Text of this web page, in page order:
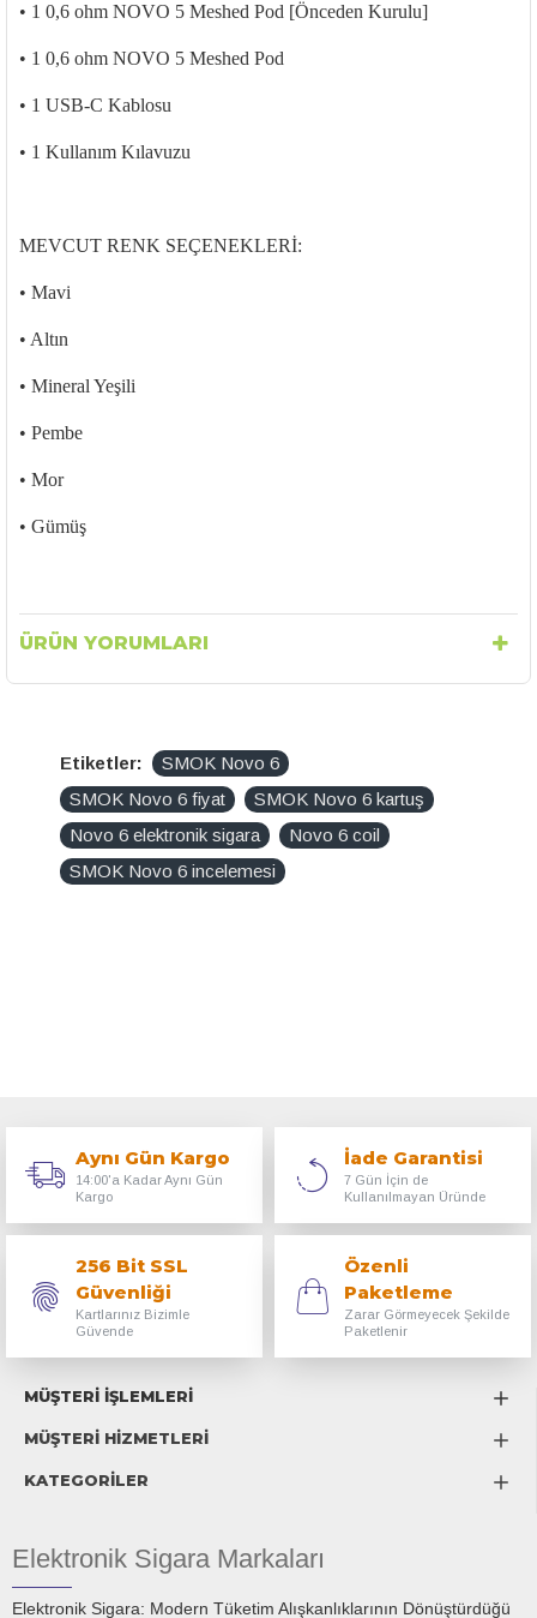
• 1 0,6 ohm NOVO 5 Meshed Pod [Önceden Kurulu]
• 1 0,6 ohm NOVO 5 Meshed Pod
• 1 USB-C Kablosu
• 1 Kullanım Kılavuzu
MEVCUT RENK SEÇENEKLERİ:
• Mavi
• Altın
• Mineral Yeşili
• Pembe
• Mor
• Gümüş
ÜRÜN YORUMLARI
Etiketler:
SMOK Novo 6
SMOK Novo 6 fiyat
SMOK Novo 6 kartuş
Novo 6 elektronik sigara
Novo 6 coil
SMOK Novo 6 incelemesi
Aynı Gün Kargo
14:00'a Kadar Aynı Gün
Kargo
İade Garantisi
7 Gün İçin de
Kullanılmayan Üründe
256 Bit SSL
Güvenliği
Kartlarınız Bizimle
Güvende
Özenli
Paketleme
Zarar Görmeyecek Şekilde
Paketlenir
MÜŞTERİ İŞLEMLERİ
MÜŞTERİ HİZMETLERİ
KATEGORİLER
Elektronik Sigara Markaları
Elektronik Sigara: Modern Tüketim Alışkanlıklarının Dönüştürdüğü